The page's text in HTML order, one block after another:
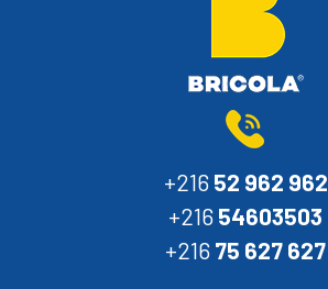
+216 52 962 962
+216 54603503
+216 75 627 627